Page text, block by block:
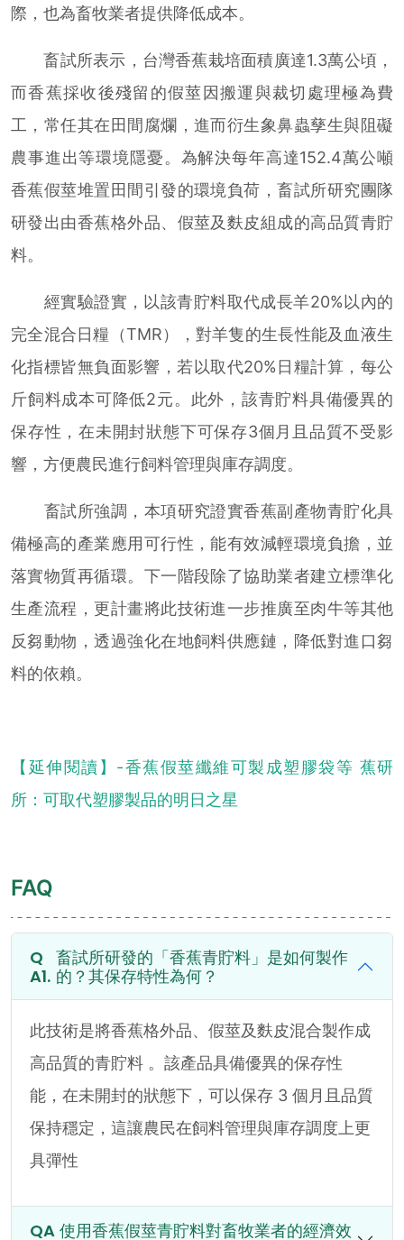
際，也為畜牧業者提供降低成本。
畜試所表示，台灣香蕉栽培面積廣達1.3萬公頃，
而香蕉採收後殘留的假莖因搬運與裁切處理極為費
工，常任其在田間腐爛，進而衍生象鼻蟲孳生與阻礙
農事進出等環境隱憂。為解決每年高達152.4萬公噸
香蕉假莖堆置田間引發的環境負荷，畜試所研究團隊
研發出由香蕉格外品、假莖及麩皮組成的高品質青貯
料。
經實驗證實，以該青貯料取代成長羊20%以內的
完全混合日糧（TMR），對羊隻的生長性能及血液生
化指標皆無負面影響，若以取代20%日糧計算，每公
斤飼料成本可降低2元。此外，該青貯料具備優異的
保存性，在未開封狀態下可保存3個月且品質不受影
響，方便農民進行飼料管理與庫存調度。
畜試所強調，本項研究證實香蕉副產物青貯化具
備極高的產業應用可行性，能有效減輕環境負擔，並
落實物質再循環。下一階段除了協助業者建立標準化
生產流程，更計畫將此技術進一步推廣至肉牛等其他
反芻動物，透過強化在地飼料供應鏈，降低對進口芻
料的依賴。
【延伸閱讀】-香蕉假莖纖維可製成塑膠袋等 蕉研
所：可取代塑膠製品的明日之星
FAQ
畜試所研發的「香蕉青貯料」是如何製作
的？其保存特性為何？
此技術是將香蕉格外品、假莖及麩皮混合製作成
高品質的青貯料 。該產品具備優異的保存性
能，在未開封的狀態下，可以保存 3 個月且品質
保持穩定，這讓農民在飼料管理與庫存調度上更
具彈性
使用香蕉假莖青貯料對畜牧業者的經濟效